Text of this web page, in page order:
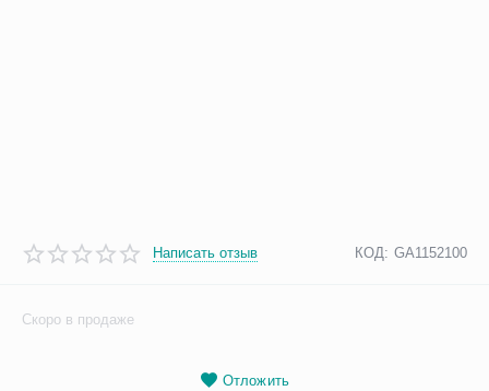
Написать отзыв КОД: GA1152100
Скоро в продаже
Отложить